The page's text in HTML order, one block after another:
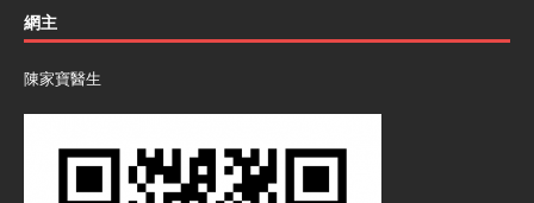
網主
陳家寶醫生